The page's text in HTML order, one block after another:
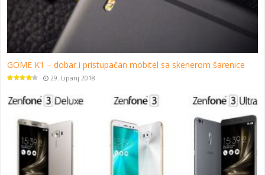
GOME K1 – dobar i pristupačan mobitel sa skenerom šarenice
29. Lipanj 2018